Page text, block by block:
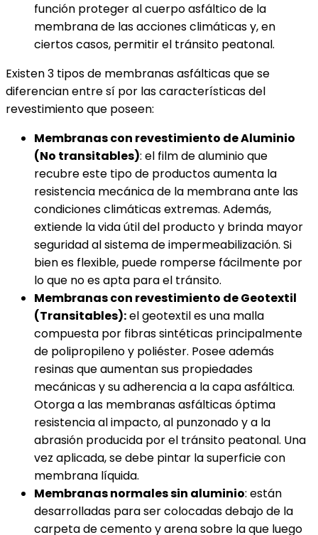
función proteger al cuerpo asfáltico de la
membrana de las acciones climáticas y, en
ciertos casos, permitir el tránsito peatonal.
Existen 3 tipos de membranas asfálticas que se
diferencian entre sí por las características del
revestimiento que poseen:
Membranas con revestimiento de Aluminio
(No transitables): el film de aluminio que
recubre este tipo de productos aumenta la
resistencia mecánica de la membrana ante las
condiciones climáticas extremas. Además,
extiende la vida útil del producto y brinda mayor
seguridad al sistema de impermeabilización. Si
bien es flexible, puede romperse fácilmente por
lo que no es apta para el tránsito.
Membranas con revestimiento de Geotextil
(Transitables):el geotextil es una malla
compuesta por fibras sintéticas principalmente
de polipropileno y poliéster. Posee además
resinas que aumentan sus propiedades
mecánicas y su adherencia a la capa asfáltica.
Otorga a las membranas asfálticas óptima
resistencia al impacto, al punzonado y a la
abrasión producida por el tránsito peatonal. Una
vez aplicada, se debe pintar la superficie con
membrana líquida.
Membranas normales sin aluminio: están
desarrolladas para ser colocadas debajo de la
carpeta de cemento y arena sobre la que luego